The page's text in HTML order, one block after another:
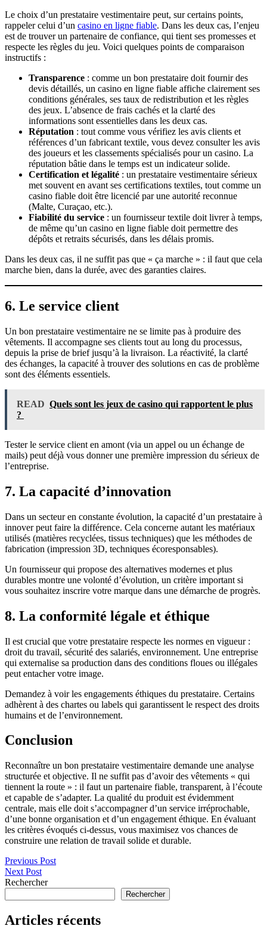
Le choix d’un prestataire vestimentaire peut, sur certains points,
rappeler celui d’un casino en ligne fiable. Dans les deux cas, l’enjeu
est de trouver un partenaire de confiance, qui tient ses promesses et
respecte les règles du jeu. Voici quelques points de comparaison
instructifs :
Transparence : comme un bon prestataire doit fournir des
devis détaillés, un casino en ligne fiable affiche clairement ses
conditions générales, ses taux de redistribution et les règles
des jeux. L’absence de frais cachés et la clarté des
informations sont essentielles dans les deux cas.
Réputation : tout comme vous vérifiez les avis clients et
références d’un fabricant textile, vous devez consulter les avis
des joueurs et les classements spécialisés pour un casino. La
réputation bâtie dans le temps est un indicateur solide.
Certification et légalité : un prestataire vestimentaire sérieux
met souvent en avant ses certifications textiles, tout comme un
casino fiable doit être licencié par une autorité reconnue
(Malte, Curaçao, etc.).
Fiabilité du service : un fournisseur textile doit livrer à temps,
de même qu’un casino en ligne fiable doit permettre des
dépôts et retraits sécurisés, dans les délais promis.
Dans les deux cas, il ne suffit pas que « ça marche » : il faut que cela
marche bien, dans la durée, avec des garanties claires.
6. Le service client
Un bon prestataire vestimentaire ne se limite pas à produire des
vêtements. Il accompagne ses clients tout au long du processus,
depuis la prise de brief jusqu’à la livraison. La réactivité, la clarté
des échanges, la capacité à trouver des solutions en cas de problème
sont des éléments essentiels.
READ Quels sont les jeux de casino qui rapportent le plus
?
Tester le service client en amont (via un appel ou un échange de
mails) peut déjà vous donner une première impression du sérieux de
l’entreprise.
7. La capacité d’innovation
Dans un secteur en constante évolution, la capacité d’un prestataire à
innover peut faire la différence. Cela concerne autant les matériaux
utilisés (matières recyclées, tissus techniques) que les méthodes de
fabrication (impression 3D, techniques écoresponsables).
Un fournisseur qui propose des alternatives modernes et plus
durables montre une volonté d’évolution, un critère important si
vous souhaitez inscrire votre marque dans une démarche de progrès.
8. La conformité légale et éthique
Il est crucial que votre prestataire respecte les normes en vigueur :
droit du travail, sécurité des salariés, environnement. Une entreprise
qui externalise sa production dans des conditions floues ou illégales
peut entacher votre image.
Demandez à voir les engagements éthiques du prestataire. Certains
adhèrent à des chartes ou labels qui garantissent le respect des droits
humains et de l’environnement.
Conclusion
Reconnaître un bon prestataire vestimentaire demande une analyse
structurée et objective. Il ne suffit pas d’avoir des vêtements « qui
tiennent la route » : il faut un partenaire fiable, transparent, à l’écoute
et capable de s’adapter. La qualité du produit est évidemment
centrale, mais elle doit s’accompagner d’un service irréprochable,
d’une bonne organisation et d’un engagement éthique. En évaluant
les critères évoqués ci-dessus, vous maximisez vos chances de
construire une relation de travail solide et durable.
Navigation
de
Previous Post
Next Post
Rechercher
Rechercher
Articles récents